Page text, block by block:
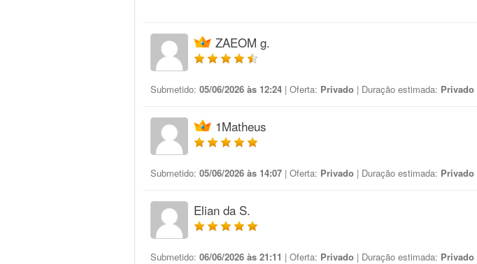
ZAEOM g.
Submetido: 05/06/2026 às 12:24 | Oferta: Privado | Duração estimada: Privado
1Matheus
Submetido: 05/06/2026 às 14:07 | Oferta: Privado | Duração estimada: Privado
Elian da S.
Submetido: 06/06/2026 às 21:11 | Oferta: Privado | Duração estimada: Privado